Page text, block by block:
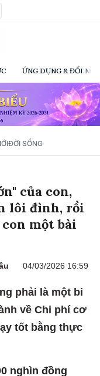
ỨNG DỤNG & ĐỔI
ĐỜI SỐNG
của con,
lôi đình, rồi
một bài
04/03/2026 16:59
phải là một bi
về Chi phí cơ
tốt bằng thực
nghìn đồng